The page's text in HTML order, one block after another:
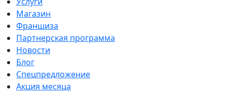
Магазин
Франшиза
Партнерская программа
Новости
Блог
Спецпредложение
Акция месяца